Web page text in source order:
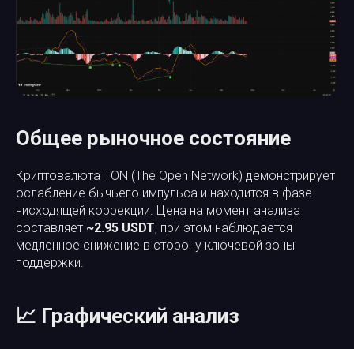
Общее рыночное состояние
Криптовалюта TON (The Open Network) демонстрирует
ослабление бычьего импульса и находится в фазе
нисходящей коррекции. Цена на момент анализа
составляет ~2.95 USDT, при этом наблюдается
медленное снижение в сторону ключевой зоны
поддержки.
📈 Графический анализ